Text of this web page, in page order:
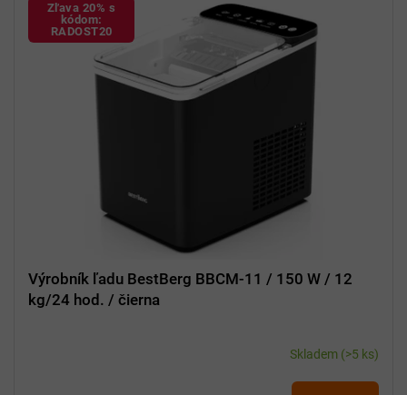
Zľava 20% s
kódom:
RADOST20
Výrobník ľadu BestBerg BBCM-11 / 150 W / 12
kg/24 hod. / čierna
Skladem (>5 ks)